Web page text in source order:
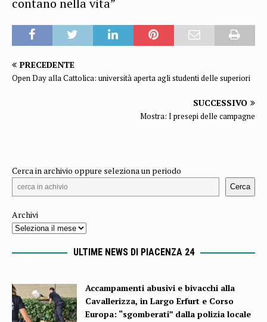
PRECEDENTE
Open Day alla Cattolica: università aperta agli studenti delle superiori
SUCCESSIVO
Mostra: I presepi delle campagne
Cerca in archivio oppure seleziona un periodo
Cerca
Archivi
ULTIME NEWS DI PIACENZA 24
Accampamenti abusivi e bivacchi alla
Cavallerizza, in Largo Erfurt e Corso
Europa: “sgomberati” dalla polizia locale